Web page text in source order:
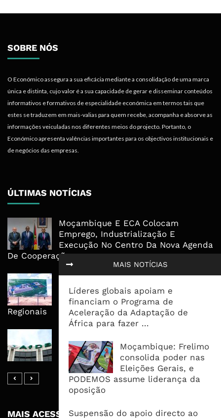
MAIS NOTÍCIAS
Líderes globais apoiam e
financiam o Programa de
Aceleração da Adaptação de
África para fazer ...
Moçambique: Frelimo
consolida poder nas
Eleições Gerais, e
PODEMOS assume liderança da
oposição
Suspensão do apoio directo ao
SOBRE NÓS
O Económico assegura a sua eficácia mediante a consolidação de uma marca
única e distinta, cujo valor é a sua capacidade de gerar e disseminar conteúdos
informativos e formativos de especialidade económica em termos tais que
estes se traduzem em mais-valias para quem recebe, acompanha e absorve as
informações veiculadas nos diferentes meios do projecto. Portanto, o
Económico apresenta valências importantes para os objectivos institucionais e
de negócios das empresas.
ÚLTIMAS NOTÍCIAS
Moçambique E ECA Colocam
Emprego, Industrialização E
Execução No Centro Da Nova Agenda
De Cooperação
Moçambique No Caminho Da Auto-
Suficiência E Das Exportações
Regionais
Acelera Ligação Da Zâmbia Ao
Corredor Do Lobito
MAIS ACESSADOS